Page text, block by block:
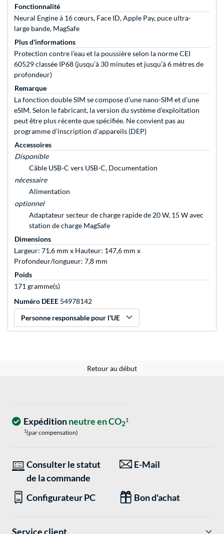
Fonctionnalité
Neural Engine à 16 cœurs, Face ID, Apple Pay, puce ultra-
large bande, MagSafe
Plus d'informations
Protection contre l’eau et la poussière selon la norme CEI
60529 classée IP68 (jusqu’à 30 minutes et jusqu’à 6 mètres de
profondeur)
Remarque
La fonction double SIM se compose d’une nano-SIM et d’une
eSIM. Selon le fabricant, la version du système d’exploitation
peut être plus récente que spécifiée. Ne convient pas au
programme d’inscription d’appareils (DEP)
Accessoires
Disponible
Câble USB-C vers USB-C, Documentation
nécessaire
Alimentation
optionnel
Adaptateur secteur de charge rapide de 20 W, 15 W avec
station de charge MagSafe
Dimensions
Largeur: 71,6 mm x Hauteur: 147,6 mm x
Profondeur/longueur: 7,8 mm
Poids
171 gramme(s)
Numéro DEEE 54978142
Personne responsable pour l'UE
Retour au début
Expéditionneutre en CO21
1(par compensation)
Consulter le statut
de la commande
E-Mail
Configurateur PC Bon d'achat
Service client